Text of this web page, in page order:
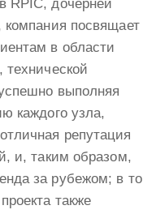
RPIC, дочерней
компания посвящает
в области
технической
выполняя
каждого узла,
репутация
и, таким образом,
за рубежом; в то
также